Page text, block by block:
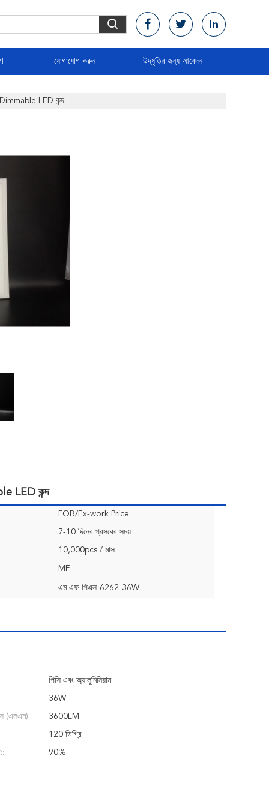
যোগাযোগ করুন উদ্ধৃতির জন্য আবেদন
LED কন্দ
LED কন্দ
FOB/Ex-work Price
7-10 দিনের প্রসবের সময়
10,000pcs / মাস
MF
এম এফ-পিএল-6262-36W
পিসি এবং অ্যালুমিনিয়াম
36W
(এলএম):: 3600LM
120 ডিগ্রি
90%